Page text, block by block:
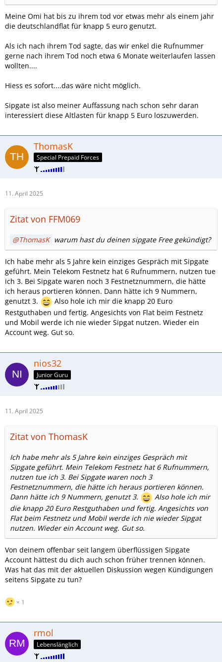
Meine Omi hat bis zu ihrem tod vor etwas mehr als einem jahr
die deutschlandflat für knapp 5 euro genutzt.
Als ich nach ihrem Tod sagte, das wir enkel die Rufnummer
gerne nach ihrem Tod noch etwa 6 Monate weiterlaufen lassen
wollten....
Hiess es sofort....das wäre nicht möglich.
Sipgate ist also meiner Auffassung nach schon sehr daran
interessiert diese Altlasten für knapp 5 Euro loszuwerden.
ThomasK
Special Prepaid Forces
11. April 2025
Zitat von FFM069
ThomasK warum hast du deinen sipgate Free gekündigt?
Ich habe mehr als 5 Jahre kein einziges Gespräch mit Sipgate
geführt. Mein Telekom Festnetz hat 6 Rufnummern, nutzen tue
ich 3. Bei Sipgate waren noch 3 Festnetznummern, die hätte
ich heraus portieren können. Dann hätte ich 9 Nummern,
genutzt 3.
Also hole ich mir die knapp 20 Euro
Restguthaben und fertig. Angesichts von Flat beim Festnetz
und Mobil werde ich nie wieder Sipgat nutzen. Wieder ein
Account weg. Gut so.
nios32
Junior Guru
11. April 2025
Zitat von ThomasK
Ich habe mehr als 5 Jahre kein einziges Gespräch mit
Sipgate geführt. Mein Telekom Festnetz hat 6 Rufnummern,
nutzen tue ich 3. Bei Sipgate waren noch 3
Festnetznummern, die hätte ich heraus portieren können.
Dann hätte ich 9 Nummern, genutzt 3.
Also hole ich mir
die knapp 20 Euro Restguthaben und fertig. Angesichts von
Flat beim Festnetz und Mobil werde ich nie wieder Sipgat
nutzen. Wieder ein Account weg. Gut so.
Von deinem offenbar seit langem überflüssigen Sipgate
Account hättest du dich auch schon früher trennen können.
Was hat das mit der aktuellen Diskussion wegen Kündigungen
seitens Sipgate zu tun?
1
rmol
Lebenslänglich